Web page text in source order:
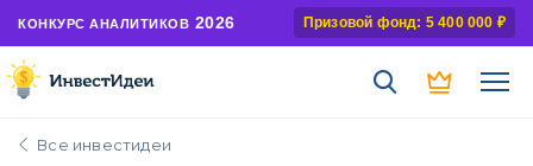
КОНКУРС АНАЛИТИКОВ 2026 Призовой фонд: 5 400 000 ₽
Все инвестидеи